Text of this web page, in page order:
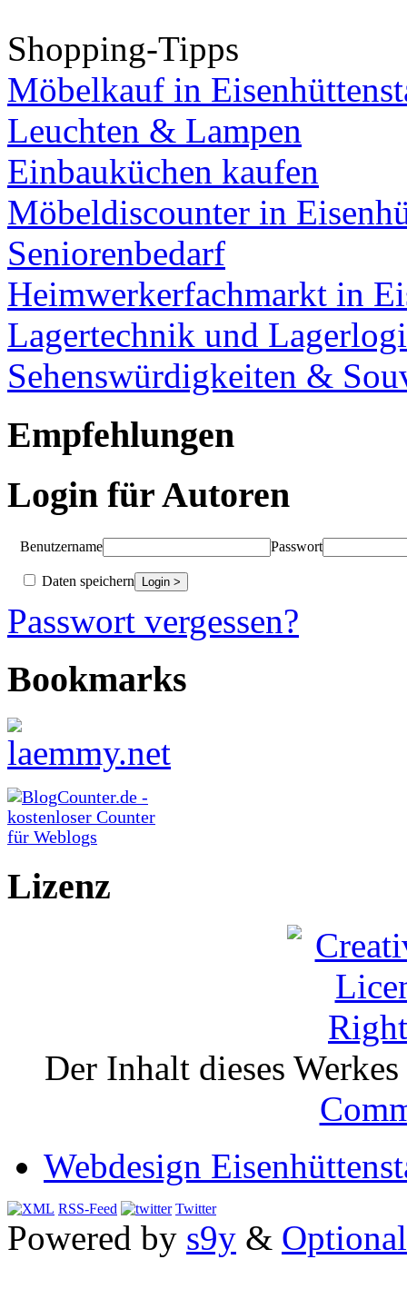
Shopping-Tipps
Möbelkauf in
Leuchten & Lampen
Einbauküchen kaufen
Möbeldiscounter in
Seniorenbedarf
Heimwerkerfachmarkt in
Lagertechnik und
Sehenswürdigkeiten &
Empfehlungen
Login für Autoren
Benutzername Passwort
Daten speichern
Passwort vergessen?
Bookmarks
Lizenz
Der Inhalt dieses
Webdesign
RSS-Feed Twitter
Powered by s9y &